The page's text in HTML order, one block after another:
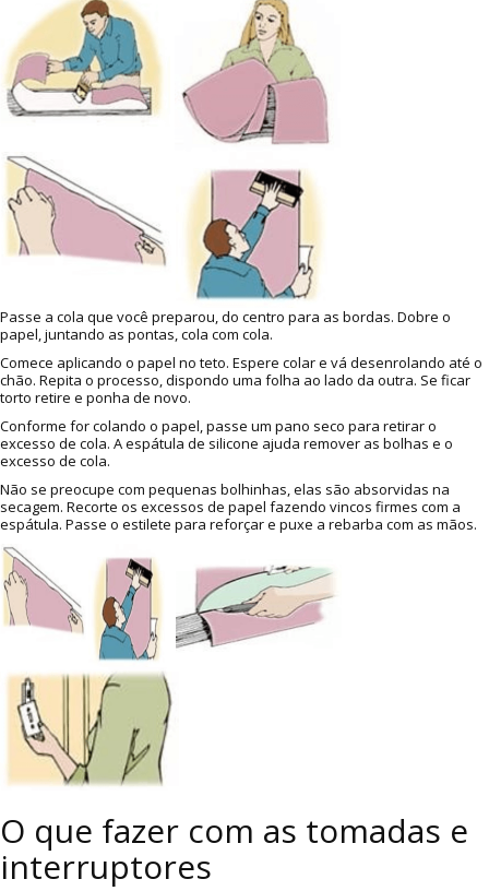
Passe a cola que você preparou, do centro para as bordas. Dobre o
papel, juntando as pontas, cola com cola.
Comece aplicando o papel no teto. Espere colar e vá desenrolando até o
chão. Repita o processo, dispondo uma folha ao lado da outra. Se ficar
torto retire e ponha de novo.
Conforme for colando o papel, passe um pano seco para retirar o
excesso de cola. A espátula de silicone ajuda remover as bolhas e o
excesso de cola.
Não se preocupe com pequenas bolhinhas, elas são absorvidas na
secagem. Recorte os excessos de papel fazendo vincos firmes com a
espátula. Passe o estilete para reforçar e puxe a rebarba com as mãos.
O que fazer com as tomadas e
interruptores